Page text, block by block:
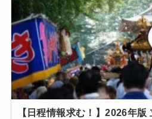
【日程情報求む！】2026年版